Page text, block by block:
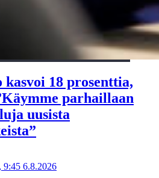
18 prosenttia,
parhaillaan
uusista
9:45 6.8.2026